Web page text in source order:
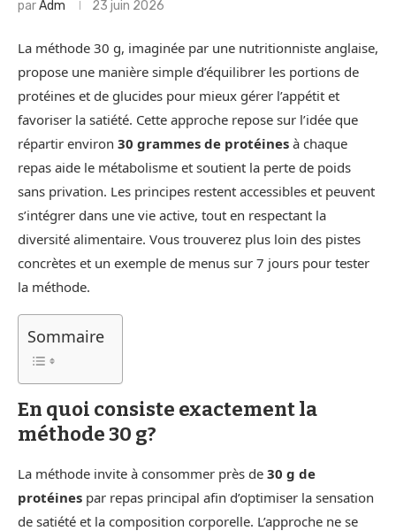
parAdm 23 juin 2026
La méthode 30 g, imaginée par une nutritionniste anglaise,
propose une manière simple d’équilibrer les portions de
protéines et de glucides pour mieux gérer l’appétit et
favoriser la satiété. Cette approche repose sur l’idée que
répartir environ 30 grammes de protéines à chaque
repas aide le métabolisme et soutient la perte de poids
sans privation. Les principes restent accessibles et peuvent
s’intégrer dans une vie active, tout en respectant la
diversité alimentaire. Vous trouverez plus loin des pistes
concrètes et un exemple de menus sur 7 jours pour tester
la méthode.
Sommaire
En quoi consiste exactement la
méthode 30 g?
La méthode invite à consommer près de 30 g de
protéines par repas principal afin d’optimiser la sensation
de satiété et la composition corporelle. L’approche ne se